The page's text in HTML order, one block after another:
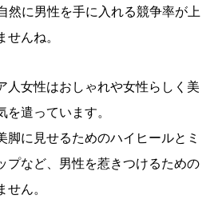
然に男性を手に入れる競争率が上
んね。
人女性はおしゃれや女性らしく美
遣っています。
脚に見せるためのハイヒールとミ
プなど、男性を惹きつけるための
ん。